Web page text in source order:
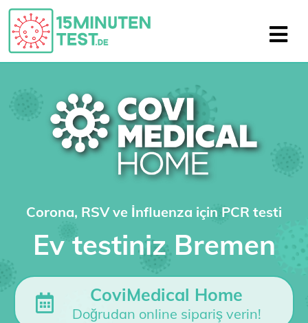
Corona, RSV ve İnfluenza için PCR testi
Ev testiniz Bremen
CoviMedical Home
Doğrudan online sipariş verin!